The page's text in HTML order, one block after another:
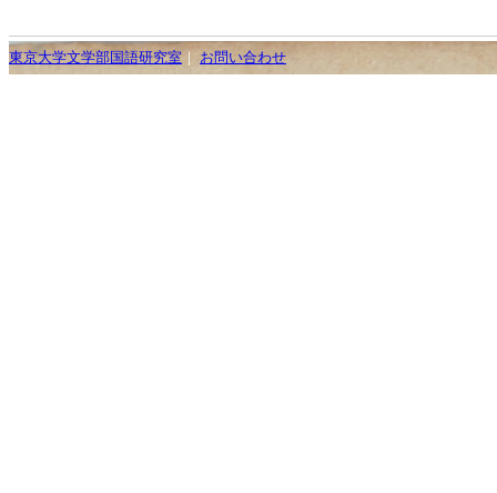
東京大学文学部国語研究室 ｜ お問い合わせ